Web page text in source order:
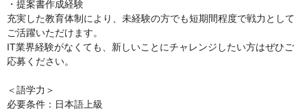
・提案書作成経験
充実した教育体制により、未経験の方でも短期間程度で戦力として
ご活躍いただけます。
IT業界経験がなくても、新しいことにチャレンジしたい方はぜひご
応募ください。
＜語学力＞
必要条件：日本語上級